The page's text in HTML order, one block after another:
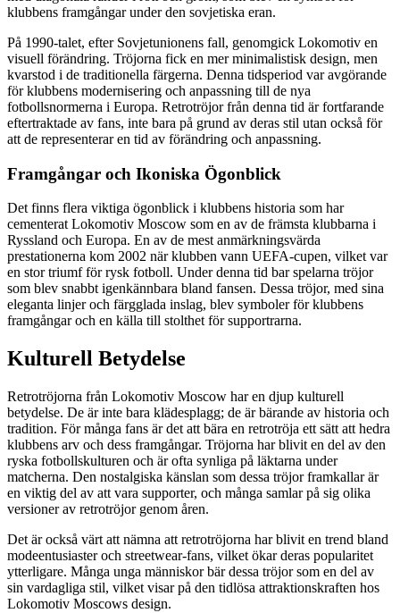
klubbens framgångar under den sovjetiska eran.
På 1990-talet, efter Sovjetunionens fall, genomgick Lokomotiv en
visuell förändring. Tröjorna fick en mer minimalistisk design, men
kvarstod i de traditionella färgerna. Denna tidsperiod var avgörande
för klubbens modernisering och anpassning till de nya
fotbollsnormerna i Europa. Retrotröjor från denna tid är fortfarande
eftertraktade av fans, inte bara på grund av deras stil utan också för
att de representerar en tid av förändring och anpassning.
Framgångar och Ikoniska Ögonblick
Det finns flera viktiga ögonblick i klubbens historia som har
cementerat Lokomotiv Moscow som en av de främsta klubbarna i
Ryssland och Europa. En av de mest anmärkningsvärda
prestationerna kom 2002 när klubben vann UEFA-cupen, vilket var
en stor triumf för rysk fotboll. Under denna tid bar spelarna tröjor
som blev snabbt igenkännbara bland fansen. Dessa tröjor, med sina
eleganta linjer och färgglada inslag, blev symboler för klubbens
framgångar och en källa till stolthet för supportrarna.
Kulturell Betydelse
Retrotröjorna från Lokomotiv Moscow har en djup kulturell
betydelse. De är inte bara klädesplagg; de är bärande av historia och
tradition. För många fans är det att bära en retrotröja ett sätt att hedra
klubbens arv och dess framgångar. Tröjorna har blivit en del av den
ryska fotbollskulturen och är ofta synliga på läktarna under
matcherna. Den nostalgiska känslan som dessa tröjor framkallar är
en viktig del av att vara supporter, och många samlar på sig olika
versioner av retrotröjor genom åren.
Det är också värt att nämna att retrotröjorna har blivit en trend bland
modeentusiaster och streetwear-fans, vilket ökar deras popularitet
ytterligare. Många unga människor bär dessa tröjor som en del av
sin vardagliga stil, vilket visar på den tidlösa attraktionskraften hos
Lokomotiv Moscows design.